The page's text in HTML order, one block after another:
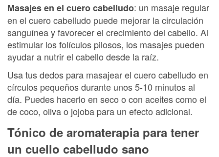
Masajes en el cuero cabelludo: un masaje regular
en el cuero cabelludo puede mejorar la circulación
sanguínea y favorecer el crecimiento del cabello. Al
estimular los folículos pilosos, los masajes pueden
ayudar a nutrir el cabello desde la raíz.
Usa tus dedos para masajear el cuero cabelludo en
círculos pequeños durante unos 5-10 minutos al
día. Puedes hacerlo en seco o con aceites como el
de coco, oliva o jojoba para un efecto adicional.
Tónico de aromaterapia para tener
un cuello cabelludo sano